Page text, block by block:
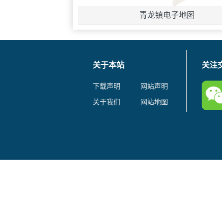
青龙镇电子地图
关于本站
下载声明
网站声明
关于我们
网站地图
关注